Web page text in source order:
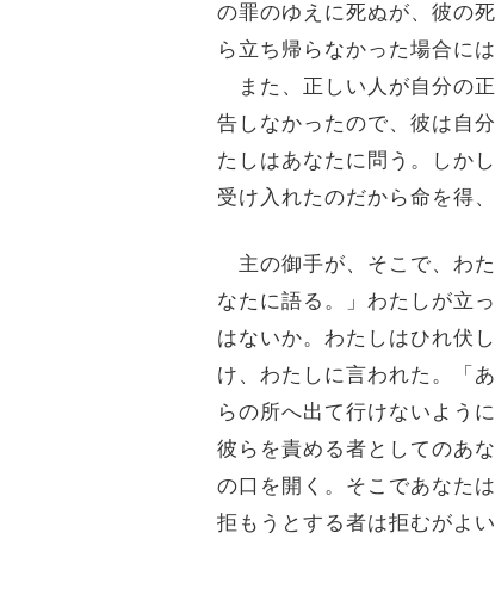
の罪のゆえに死ぬが、彼の
ら立ち帰らなかった場合に
また、正しい人が自分の
告しなかったので、彼は自
たしはあなたに問う。しか
受け入れたのだから命を得
主の御手が、そこで、わ
なたに語る。」わたしが立
はないか。わたしはひれ伏
け、わたしに言われた。「
らの所へ出て行けないよう
彼らを責める者としてのあ
の口を開く。そこであなた
拒もうとする者は拒むがよ